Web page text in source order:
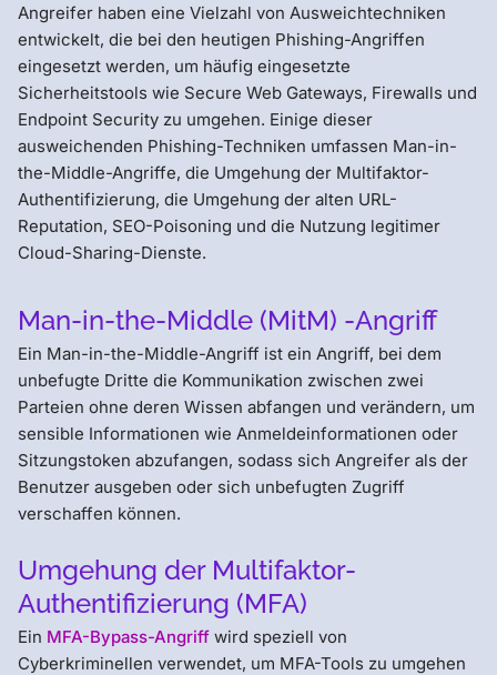
Angreifer haben eine Vielzahl von Ausweichtechniken
entwickelt, die bei den heutigen Phishing-Angriffen
eingesetzt werden, um häufig eingesetzte
Sicherheitstools wie Secure Web Gateways, Firewalls und
Endpoint Security zu umgehen. Einige dieser
ausweichenden Phishing-Techniken umfassen Man-in-
the-Middle-Angriffe, die Umgehung der Multifaktor-
Authentifizierung, die Umgehung der alten URL-
Reputation, SEO-Poisoning und die Nutzung legitimer
Cloud-Sharing-Dienste.
Man-in-the-Middle (MitM) -Angriff
Ein Man-in-the-Middle-Angriff ist ein Angriff, bei dem
unbefugte Dritte die Kommunikation zwischen zwei
Parteien ohne deren Wissen abfangen und verändern, um
sensible Informationen wie Anmeldeinformationen oder
Sitzungstoken abzufangen, sodass sich Angreifer als der
Benutzer ausgeben oder sich unbefugten Zugriff
verschaffen können.
Umgehung der Multifaktor-
Authentifizierung (MFA)
Ein MFA-Bypass-Angriff wird speziell von
Cyberkriminellen verwendet, um MFA-Tools zu umgehen